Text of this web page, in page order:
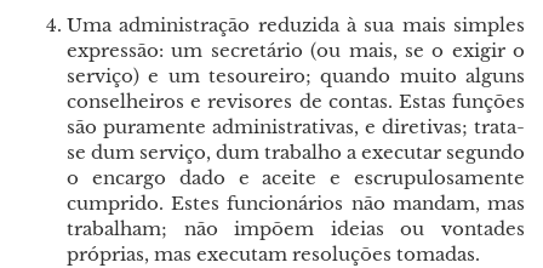
Uma administração reduzida à sua mais simples
expressão: um secretário (ou mais, se o exigir o
serviço) e um tesoureiro; quando muito alguns
conselheiros e revisores de contas. Estas funções
são puramente administrativas, e diretivas; trata-
se dum serviço, dum trabalho a executar segundo
o encargo dado e aceite e escrupulosamente
cumprido. Estes funcionários não mandam, mas
trabalham; não impõem ideias ou vontades
próprias, mas executam resoluções tomadas.